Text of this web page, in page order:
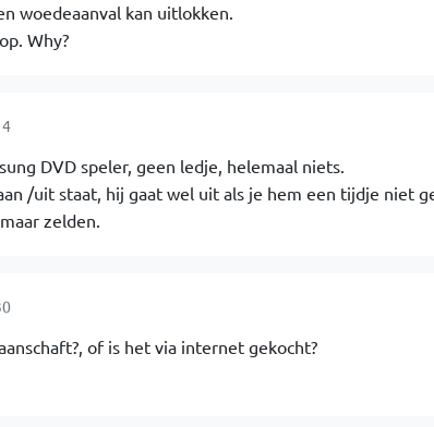
woedeaanval kan uitlokken.
Why?
DVD speler, geen ledje, helemaal niets.
/uit staat, hij gaat wel uit als je hem een tijdje niet
zelden.
of is het via internet gekocht?